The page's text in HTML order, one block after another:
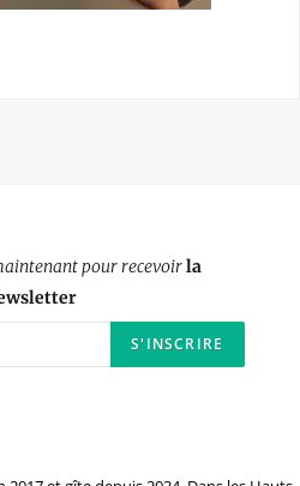
pour recevoirla